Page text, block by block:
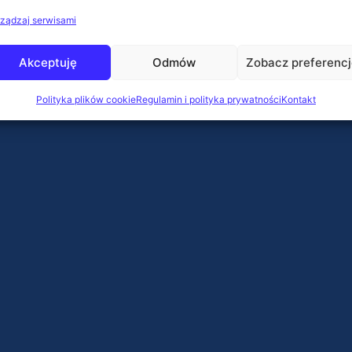
serwisami
Akceptuję Odmów Zobacz
Polityka plików cookieRegulamin i polityka prywatnościKontakt